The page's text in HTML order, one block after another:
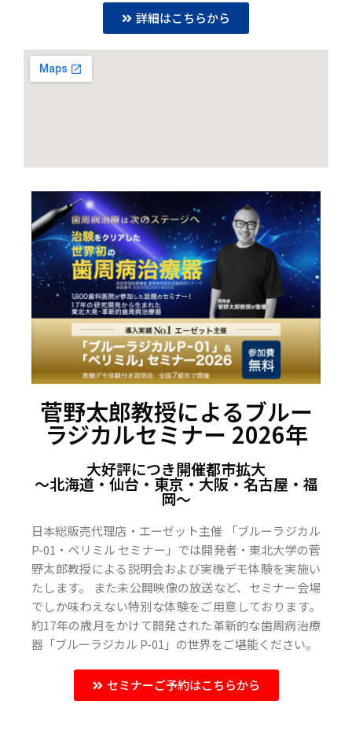
詳細はこちらから
菅野太郎教授によるブルー
ラジカルセミナー 2026年
大好評につき開催都市拡大
〜北海道・仙台・東京・大阪・名古屋・福
岡〜
日本総販売代理店・エーゼット主催 「ブルーラジカル
P-01・ペリミル セミナー」では開発者・東北大学の菅
野太郎教授による説明会および実機デモ体験を実施い
たします。 また未公開映像の放送など、セミナー会場
でしか味わえない特別な体験をご用意しております。
約17年の歳月をかけて開発された革新的な歯周病治療
器「ブルーラジカル P-01」の世界をご堪能ください。
セミナーご予約はこちらから